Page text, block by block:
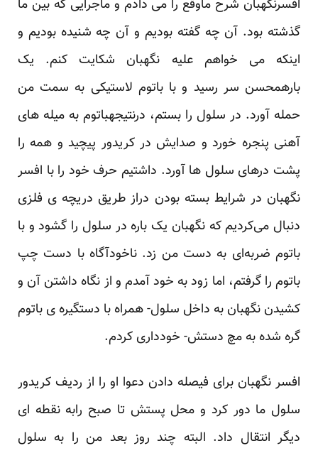
افسرنگهبان شرح ماوقع را می دادم و ماجرایی که بین ما
گذشته بود. آن چه گفته‌ بودیم و آن چه شنیده‌ بودیم و
اینکه می خواهم علیه نگهبان شکایت کنم. یک
بارهمحسن سر رسید و با باتوم لاستیکی به سمت من
حمله آورد. در سلول را بستم، درنتیجهباتوم به میله های
آهنی پنجره خورد و صدایش در کریدور پیچید و همه را
پشت درهای سلول ها آورد. داشتیم حرف خود را با افسر
نگهبان در شرایط بسته بودن دراز طریق دریچه ی فلزی
دنبال می‌کردیم که نگهبان یک باره در سلول را گشود و با
باتوم ضربه‌ای به دست من زد. ناخودآگاه با دست چپ
باتوم را گرفتم، اما زود به خود آمدم و از نگاه داشتن آن و
کشیدن نگهبان به داخل سلول- همراه با دستگیره ی باتوم
گره شده به مچ دستش- خودداری کردم.
افسر نگهبان برای فیصله دادن دعوا او را از ردیف کریدور
سلول ما دور کرد و محل پستش تا صبح رابه نقطه ای
دیگر انتقال داد. البته چند روز بعد من را به سلول